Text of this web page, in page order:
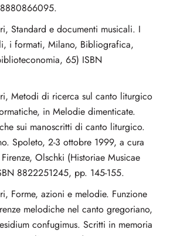
Standard e documenti musicali. I
i formati, Milano, Bibliografica,
65) ISBN
Metodi di ricerca sul canto liturgico
in Melodie dimenticate.
sui manoscritti di canto liturgico.
Spoleto, 2-3 ottobre 1999, a cura
Olschki (Historiae Musicae
8822251245, pp. 145-155.
Forme, azioni e melodie. Funzione
melodiche nel canto gregoriano,
confugimus. Scritti in memoria